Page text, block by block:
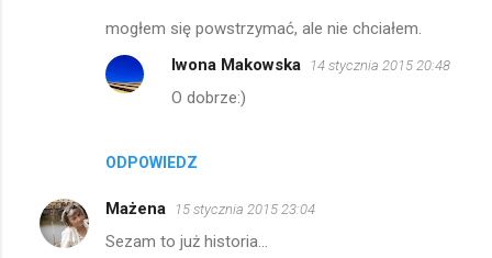
mogłem się powstrzymać, ale nie chciałem.
ODPOWIEDZ
Iwona Makowska 14 stycznia 2015 20:48
O dobrze:)
Mażena 15 stycznia 2015 23:04
Sezam to już historia...